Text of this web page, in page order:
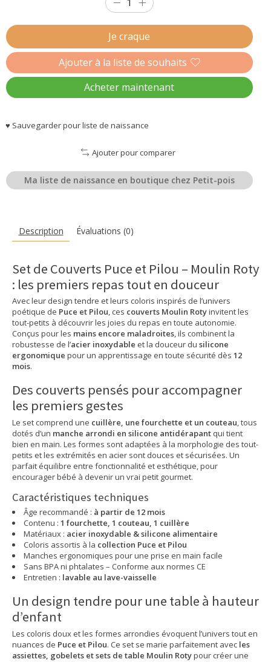
Je craque
Ajouter à la liste de souhaits
Acheter maintenant
♥ Sauvegarder pour liste de naissance
Ajouter pour comparer
Ma liste de naissance en boutique chez Petit-pois
Description Évaluations (0)
Set de Couverts Puce et Pilou – Moulin Roty
: les premiers repas tout en douceur
Avec leur design tendre et leurs coloris inspirés de l’univers
poétique de Puce et Pilou, ces couverts Moulin Rotyinvitent les
tout-petits à découvrir les joies du repas en toute autonomie.
Conçus pour les mains encore maladroites, ils combinent la
robustesse de l’acier inoxydable et la douceur du silicone
ergonomique pour un apprentissage en toute sécurité dès 12
mois.
Des couverts pensés pour accompagner
les premiers gestes
Le set comprend une cuillère, une fourchette et un couteau, tous
dotés d’un manche arrondi en silicone antidérapant qui tient
bien en main. Les formes sont adaptées à la morphologie des tout-
petits et les extrémités en acier sont douces et sécurisées. Un
parfait équilibre entre fonctionnalité et esthétique, pour
encourager bébé à devenir un vrai petit gourmet.
Caractéristiques techniques
Âge recommandé : à partir de 12 mois
Contenu : 1 fourchette, 1 couteau, 1 cuillère
Matériaux : acier inoxydable & silicone alimentaire
Coloris assortis à la collection Puce et Pilou
Manches ergonomiques pour une prise en main facile
Sans BPA ni phtalates – Conforme aux normes CE
Entretien : lavable au lave-vaisselle
Un design tendre pour une table à hauteur
d’enfant
Les coloris doux et les formes arrondies évoquent l’univers tout en
nuances de Puce et Pilou. Ce set se marie parfaitement avec les
assiettes, gobelets et sets de table Moulin Rotypour créer une